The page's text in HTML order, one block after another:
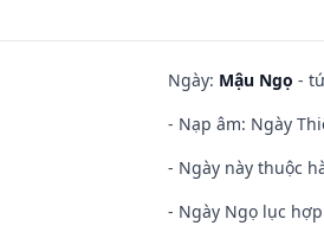
Ngày: Mậu Ngọ -
- Nạp âm: Ngày
- Ngày này thuộc
- Ngày Ngọ lục